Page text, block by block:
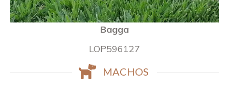
Bagga
LOP596127
MACHOS